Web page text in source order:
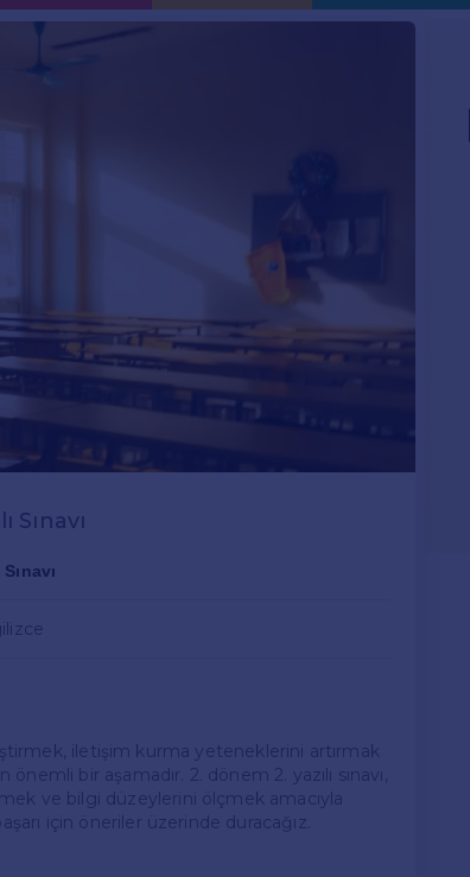
Sınavı
iletişim kurma yeteneklerini artırmak
bir aşamadır. 2. dönem 2. yazılı sınavı,
ve bilgi düzeylerini ölçmek amacıyla
için öneriler üzerinde duracağız.